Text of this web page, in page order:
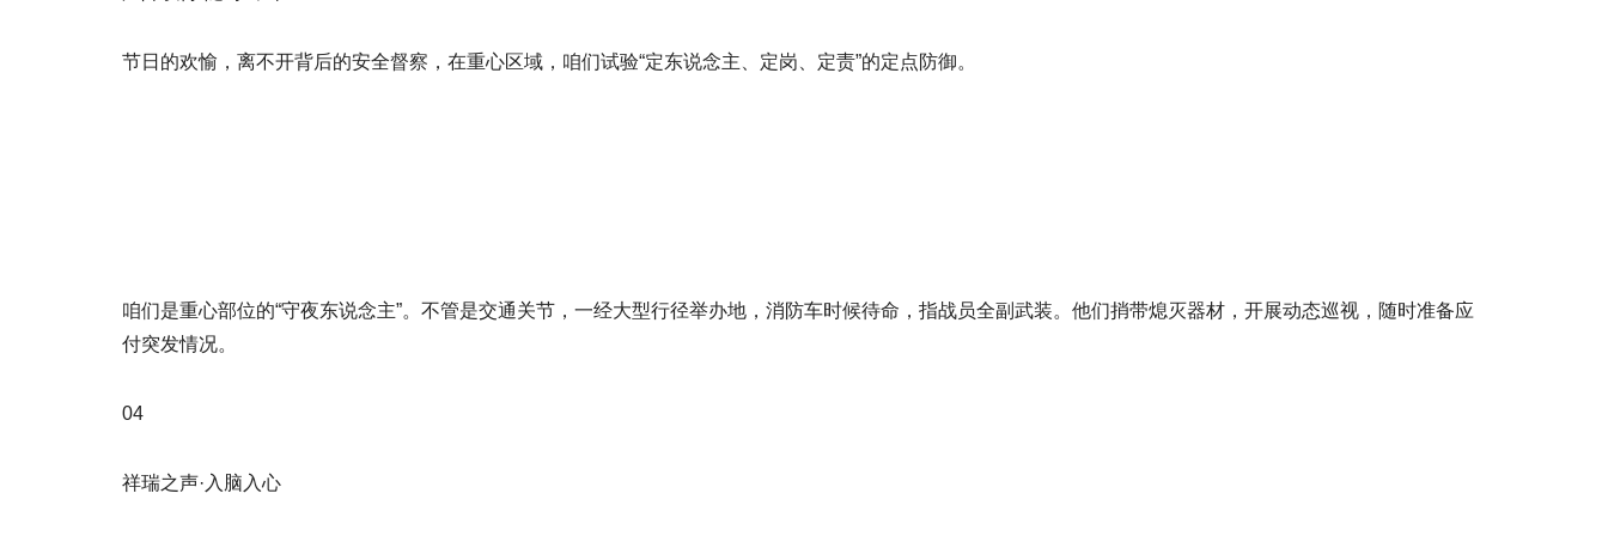
节日的欢愉，离不开背后的安全督察，在重心区域，咱们试验“定东说念主、定岗、定责”的定点防御。
咱们是重心部位的“守夜东说念主”。不管是交通关节，一经大型行径举办地，消防车时候待命，指战员全副武装。他们捎带熄灭器材，开展动态巡视，随时准备应
付突发情况。
04
祥瑞之声·入脑入心